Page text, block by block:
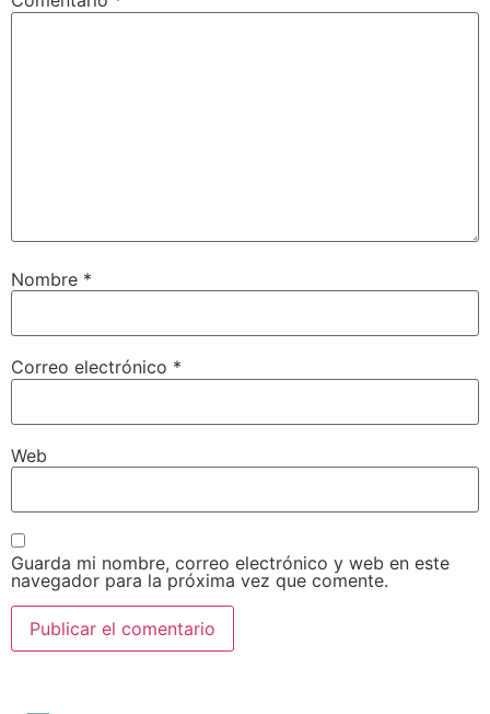
Nombre *
Correo electrónico *
Web
Guarda mi nombre, correo electrónico y web en este
navegador para la próxima vez que comente.